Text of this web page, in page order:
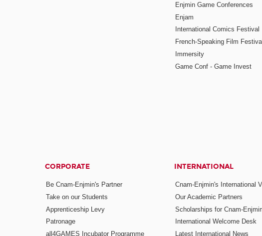
Enjmin Game Conferences
Enjam
International Comics Festival
French-Speaking Film Festival
Immersity
Game Conf - Game Invest
CORPORATE
Be Cnam-Enjmin's Partner
Take on our Students
Apprenticeship Levy
Patronage
all4GAMES Incubator Programme
INTERNATIONAL
Cnam-Enjmin's International
Our Academic Partners
Scholarships for Cnam-
International Welcome Desk
Latest International News